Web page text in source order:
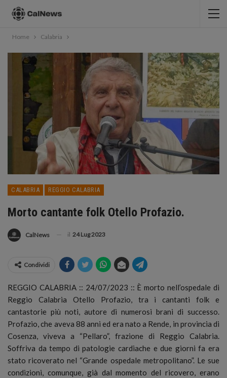
Home Calabria
CALABRIA REGGIO CALABRIA
Morto cantante folk Otello Profazio.
CalNews il 24 Lug 2023
Condividi
REGGIO CALABRIA :: 24/07/2023 :: È morto nell’ospedale di
Reggio Calabria Otello Profazio, tra i cantanti folk e
cantastorie più noti, autore di numerosi brani di successo.
Profazio, che aveva 88 anni ed era nato a Rende, in provincia di
Cosenza, viveva a “Pellaro”, frazione di Reggio Calabria.
Soffriva da tempo di patologie cardiache e due giorni fa era
stato ricoverato nel “Grande ospedale metropolitano”. Le sue
condizioni, comunque, già dal momento del ricovero, erano